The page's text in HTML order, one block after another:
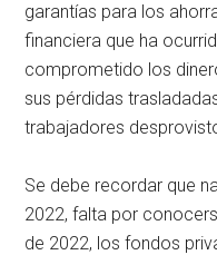
garantías para los
financiera que ha
comprometido los
sus pérdidas
trabajadores
Se debe recordar que
2022, falta por
de 2022, los fondos